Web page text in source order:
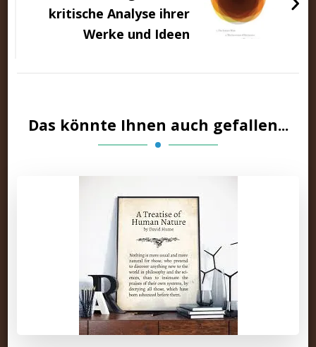
kritische Analyse ihrer
Werke und Ideen
Das könnte Ihnen auch gefallen...